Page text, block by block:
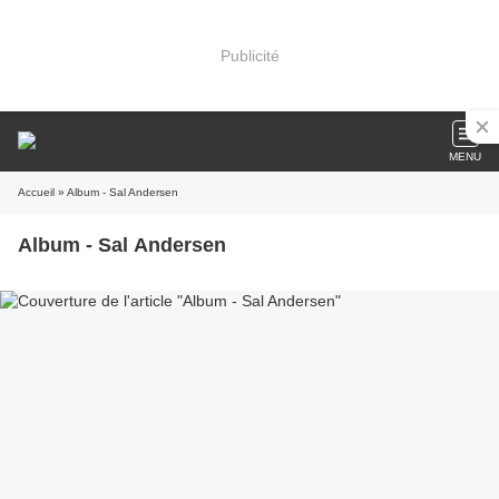
Publicité
MENU
Accueil » Album - Sal Andersen
Album - Sal Andersen